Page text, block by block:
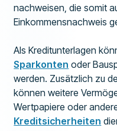
nachweisen, die somit
Einkommensnachweis
Als Kreditunterlagen
Sparkonten oder
werden. Zusätzlich zu
können weitere
Wertpapiere oder
Kreditsicherheiten